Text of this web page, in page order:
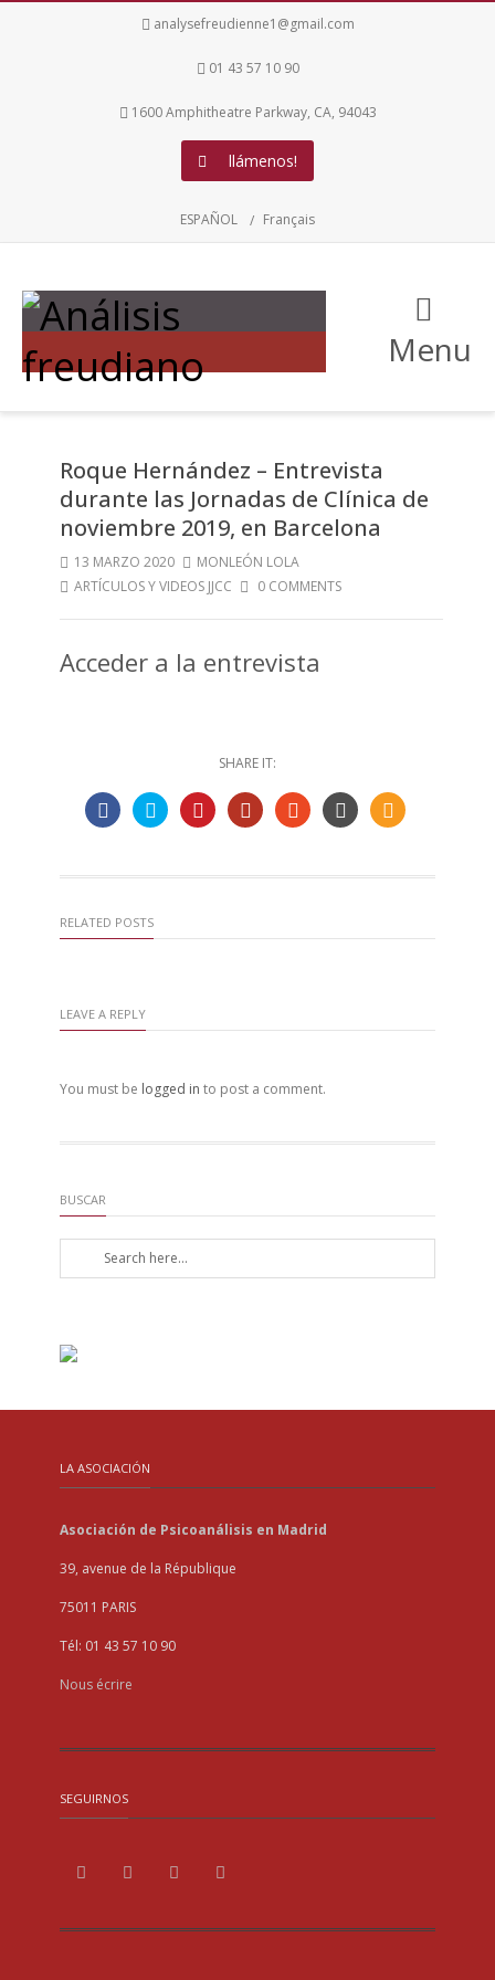
analysefreudienne1@gmail.com
01 43 57 10 90
1600 Amphitheatre Parkway, CA, 94043
llámenos!
ESPAÑOL Français
Menu
Roque Hernández – Entrevista
durante las Jornadas de Clínica de
noviembre 2019, en Barcelona
13 MARZO 2020
MONLEÓN LOLA
ARTÍCULOS Y VIDEOS JJCC
0 COMMENTS
Acceder a la entrevista
SHARE IT:
RELATED POSTS
LEAVE A REPLY
You must be logged in to post a comment.
BUSCAR
LA ASOCIACIÓN
Asociación de Psicoanálisis en Madrid
39, avenue de la République
75011 PARIS
Tél: 01 43 57 10 90
Nous écrire
SEGUIRNOS